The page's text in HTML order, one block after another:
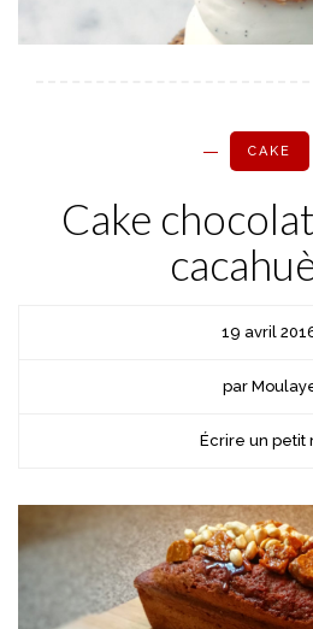
CAKE
Cake
19 avril
par
Écrire un petit